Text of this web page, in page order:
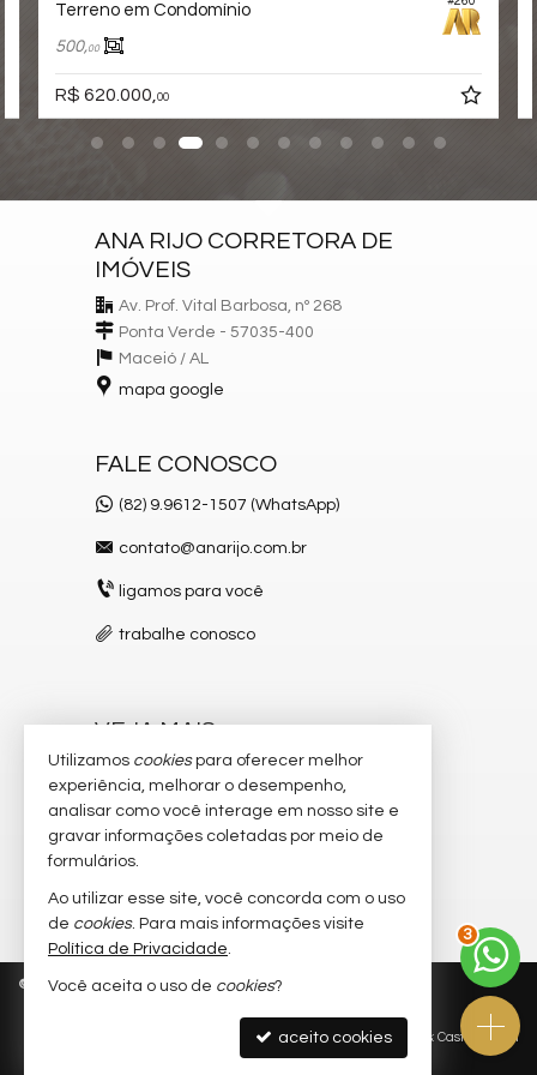
Terreno em Condomínio
500,00
R$ 620.000,00
ANA RIJO CORRETORA DE
IMÓVEIS
Av. Prof. Vital Barbosa, nº 268
Ponta Verde - 57035-400
Maceió / AL
mapa google
FALE CONOSCO
(82) 9.9612-1507 (WhatsApp)
contato@anarijo.com.br
ligamos para você
trabalhe conosco
VEJA MAIS
receba nosso newsletter
cadastre seu imóvel
imóveis favoritos
mapa de imóveis
© 2026 CRECI/AL 2.957-F Política de Privacidade
Site para imobiliárias: Castel Digital
3
Utilizamos cookiespara oferecer melhor
experiência, melhorar o desempenho,
analisar como você interage em nosso site e
gravar informações coletadas por meio de
formulários.
Ao utilizar esse site, você concorda com o uso
de cookies. Para mais informações visite
Política de Privacidade.
Você aceita o uso de cookies?
aceito cookies